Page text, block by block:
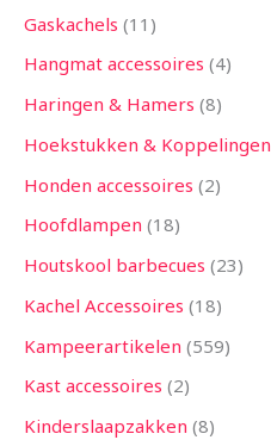
Gaskachels 11
Hangmat accessoires 4
Haringen & Hamers 8
Hoekstukken & Koppelingen
Honden accessoires 2
Hoofdlampen 18
Houtskool barbecues 23
Kachel Accessoires 18
Kampeerartikelen 559
Kast accessoires 2
Kinderslaapzakken 8